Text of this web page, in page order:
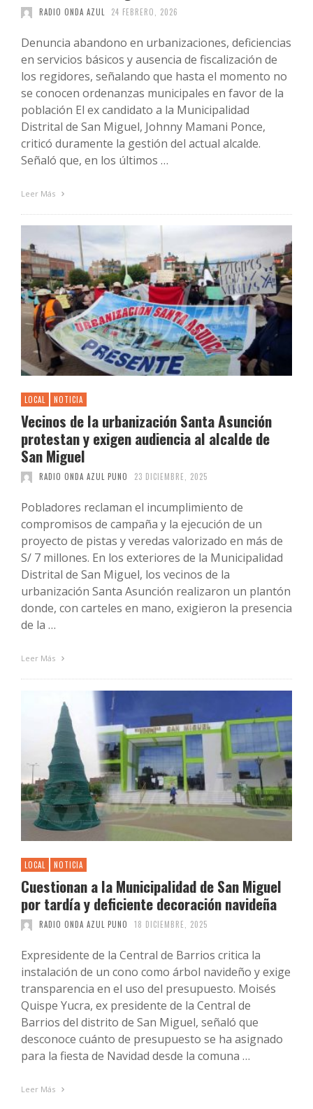
RADIO ONDA AZUL 24 FEBRERO, 2026
Denuncia abandono en urbanizaciones, deficiencias
en servicios básicos y ausencia de fiscalización de
los regidores, señalando que hasta el momento no
se conocen ordenanzas municipales en favor de la
población El ex candidato a la Municipalidad
Distrital de San Miguel, Johnny Mamani Ponce,
criticó duramente la gestión del actual alcalde.
Señaló que, en los últimos …
Leer Más
LOCAL NOTICIA
Vecinos de la urbanización Santa Asunción
protestan y exigen audiencia al alcalde de
San Miguel
RADIO ONDA AZUL PUNO 23 DICIEMBRE, 2025
Pobladores reclaman el incumplimiento de
compromisos de campaña y la ejecución de un
proyecto de pistas y veredas valorizado en más de
S/ 7 millones. En los exteriores de la Municipalidad
Distrital de San Miguel, los vecinos de la
urbanización Santa Asunción realizaron un plantón
donde, con carteles en mano, exigieron la presencia
de la …
Leer Más
LOCAL NOTICIA
Cuestionan a la Municipalidad de San Miguel
por tardía y deficiente decoración navideña
RADIO ONDA AZUL PUNO 18 DICIEMBRE, 2025
Expresidente de la Central de Barrios critica la
instalación de un cono como árbol navideño y exige
transparencia en el uso del presupuesto. Moisés
Quispe Yucra, ex presidente de la Central de
Barrios del distrito de San Miguel, señaló que
desconoce cuánto de presupuesto se ha asignado
para la fiesta de Navidad desde la comuna …
Leer Más